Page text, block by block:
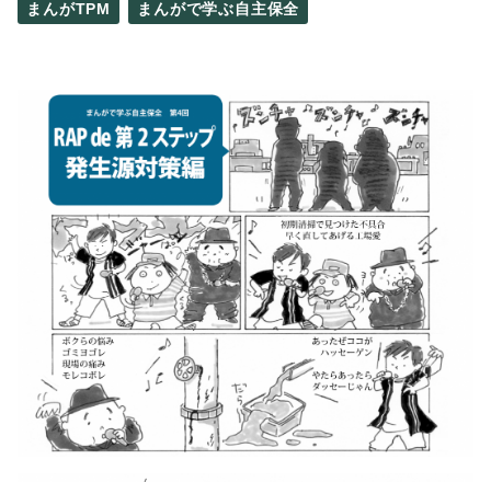
まんがTPM まんがで学ぶ自主保全